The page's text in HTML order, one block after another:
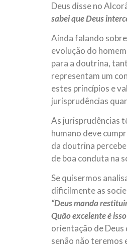
Deus disse no
sabei que Deus
Ainda falando
evolução do
para a doutrina,
representam um
estes princípios e
jurisprudências
As jurisprudências
humano deve
da doutrina
de boa conduta na
Se quisermos
dificilmente as
“Deus manda
Quão excelente é
orientação de Deus
senão não teremos